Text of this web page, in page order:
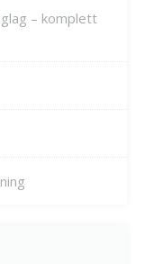
– komplett